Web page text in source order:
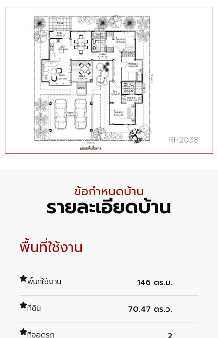
ข้อกำหนดบ้าน
รายละเอียดบ้าน
พื้นที่ใช้งาน
พื้นที่ใช้งาน 146 ตร.ม.
ที่ดิน 70.47 ตร.ว.
ที่จอดรถ